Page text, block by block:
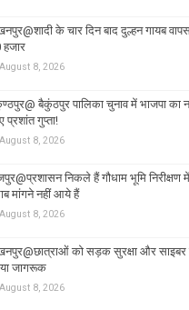
के चार दिन बाद दुल्हन गायब
हजार
August 8, 2026
बैकुंठपुर पालिका चुनाव में भाजपा का
प्रशांत गुप्ता!
August 8, 2026
निकले हैं गौधाम भूमि
मांगने नहीं आये हैं
August 8, 2026
को सड़क सुरक्षा और साइबर
जागरूक
August 8, 2026